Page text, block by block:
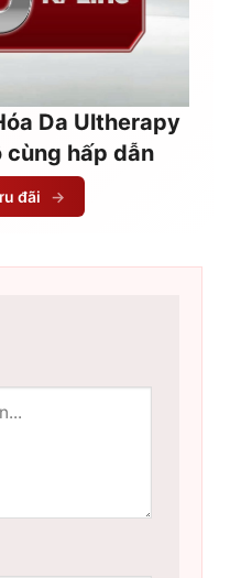
Da Ultherapy
cùng hấp dẫn
đãi →